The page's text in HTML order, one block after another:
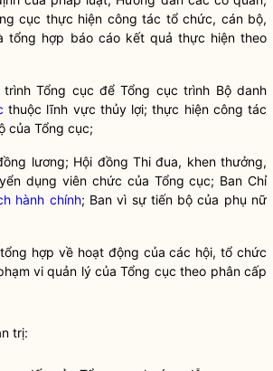
cục thực hiện công tác tổ chức, cán bộ,
tổng hợp báo cáo kết quả thực hiện theo
Tổng cục để Tổng cục trình Bộ danh
thuộc lĩnh vực thủy lợi; thực hiện công tác
của Tổng cục;
lương; Hội đồng Thi đua, khen thưởng,
dụng viên chức của Tổng cục; Ban Chỉ
hành chính; Ban vì sự tiến bộ của phụ nữ
hợp về hoạt động của các hội, tổ chức
vi quản lý của Tổng cục theo phân cấp
trị: